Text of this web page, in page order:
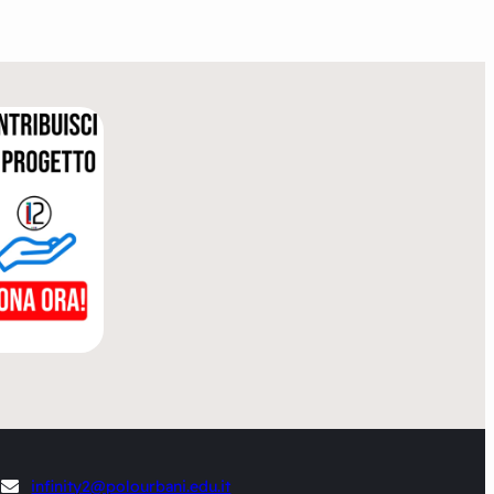
infinity2@polourbani.edu.it